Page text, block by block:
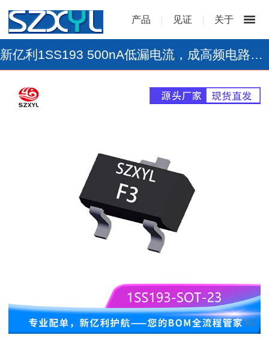
产品 | 见证 | 关于
新亿利1SS193 500nA低漏电流，成高频电路效率
1/1